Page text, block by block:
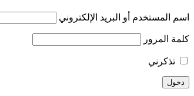
اسم المستخدم أو البريد الإلكتروني
كلمة المرور
تذكرني